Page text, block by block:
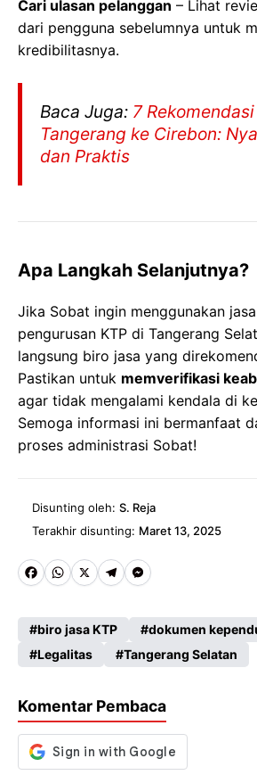
Cari ulasan pelanggan – Lihat
dari pengguna sebelumnya untuk
kredibilitasnya.
Baca Juga: 7
Tangerang ke Cirebon:
dan Praktis
Apa Langkah Selanjutnya?
Jika Sobat ingin menggunakan
pengurusan KTP di Tangerang
langsung biro jasa yang
Pastikan untuk memverifikasi
agar tidak mengalami kendala di
Semoga informasi ini bermanfaat
proses administrasi Sobat!
Disunting oleh: S. Reja
Terakhir disunting: Maret 13, 2025
Fa
b
o
k
W
ts
A
p
X
Te
gr
a
M
se
n
er
biro jasa KTP dokumen
Legalitas
Tangerang Selatan
Komentar Pembaca